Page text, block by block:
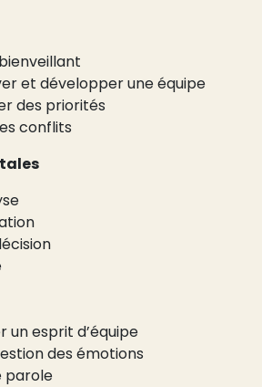
et développer une équipe
des priorités
conflits
un esprit d’équipe
des émotions
parole